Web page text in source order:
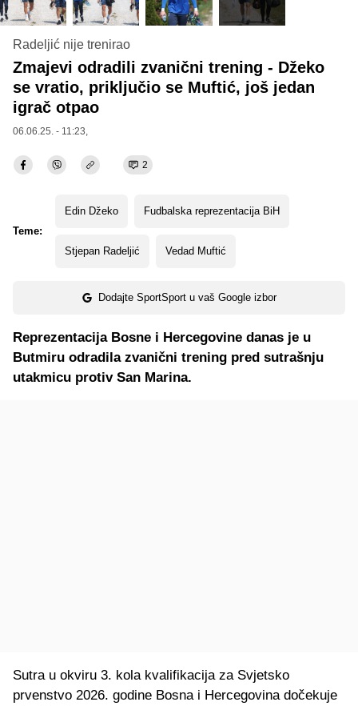
Radeljić nije trenirao
Zmajevi odradili zvanični trening - Džeko
se vratio, priključio se Muftić, još jedan
igrač otpao
06.06.25. - 11:23,
2
Teme:
Edin Džeko Fudbalska reprezentacija BiH
Stjepan Radeljić Vedad Muftić
Dodajte SportSport u vaš Google izbor
Reprezentacija Bosne i Hercegovine danas je u
Butmiru odradila zvanični trening pred sutrašnju
utakmicu protiv San Marina.
Sutra u okviru 3. kola kvalifikacija za Svjetsko
prvenstvo 2026. godine Bosna i Hercegovina dočekuje